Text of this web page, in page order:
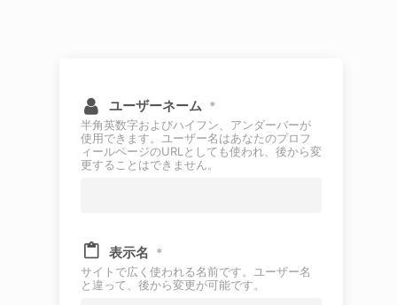
ユーザーネーム *
半角英数字およびハイフン、アンダーバーが
使用できます。ユーザー名はあなたのプロフ
ィールページのURLとしても使われ、後から変
更することはできません。
表示名 *
サイトで広く使われる名前です。ユーザー名
と違って、後から変更が可能です。